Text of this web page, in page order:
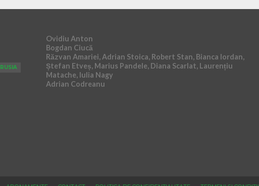
RUSIA
Ovidiu Anton
Bogdan Ciucă
Răzvan Amariei, Adrian Stoica, Robert Stan, Bianca Iordan,
Ștefan Etveș, Marius Pandele, Diana Scarlat, Laurențiu
Matache, Iulia Nagy
Adrian Codreanu